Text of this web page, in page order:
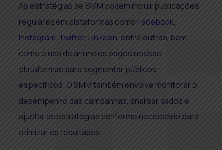
As estratégias de SMM podem incluir publicações
regulares em plataformas como Facebook,
Instagram, Twitter, LinkedIn, entre outras, bem
como o uso de anúncios pagos nessas
plataformas para segmentar públicos
específicos. O SMM também envolve monitorar o
desempenho das campanhas, analisar dados e
ajustar as estratégias conforme necessário para
otimizar os resultados.